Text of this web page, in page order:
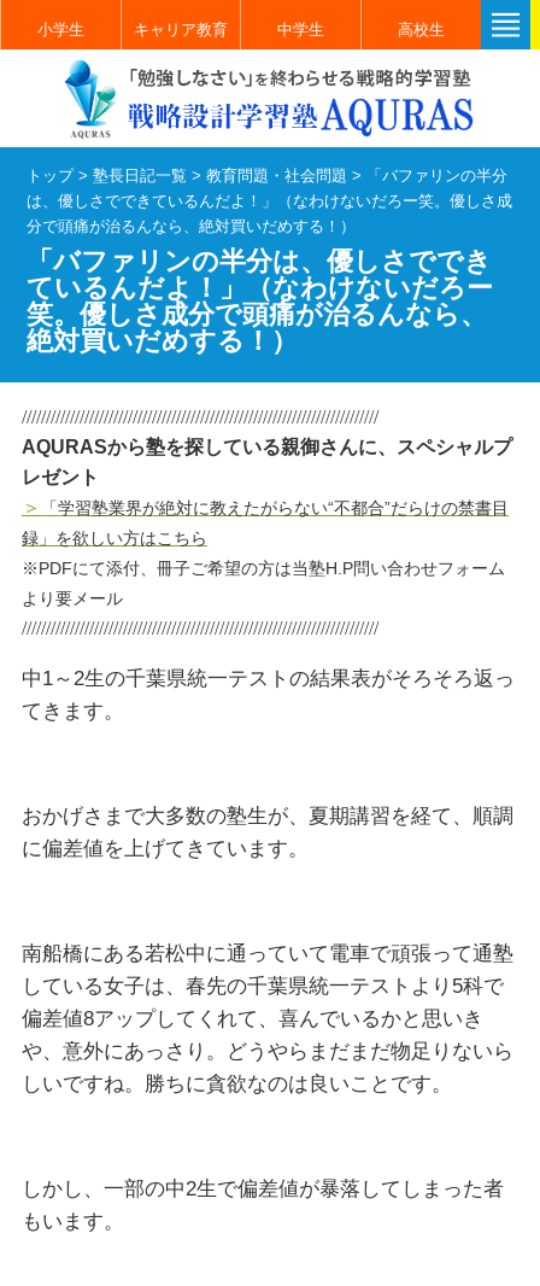
小学生 キャリア教育 中学生 高校生
トップ>塾長日記一覧 >教育問題・社会問題 >
「バファリンの半分
は、優しさでできているんだよ！」（なわけないだろー笑。優しさ成
分で頭痛が治るんなら、絶対買いだめする！）
「バファリンの半分は、優しさででき
ているんだよ！」（なわけないだろー
笑。優しさ成分で頭痛が治るんなら、
絶対買いだめする！）
//////////////////////////////////////////////////////////////////////////
AQURASから塾を探している親御さんに、スペシャルプ
レゼント
＞
「学習塾業界が絶対に教えたがらない“不都合”だらけの禁書目
録」を欲しい方はこちら
※PDFにて添付、冊子ご希望の方は当塾H.P問い合わせフォーム
より要メール
//////////////////////////////////////////////////////////////////////////
中1～2生の千葉県統一テストの結果表がそろそろ返っ
てきます。
おかげさまで大多数の塾生が、夏期講習を経て、順調
に偏差値を上げてきています。
南船橋にある若松中に通っていて電車で頑張って通塾
している女子は、春先の千葉県統一テストより5科で
偏差値8アップしてくれて、喜んでいるかと思いき
や、意外にあっさり。どうやらまだまだ物足りないら
しいですね。勝ちに貪欲なのは良いことです。
しかし、一部の中2生で偏差値が暴落してしまった者
もいます。